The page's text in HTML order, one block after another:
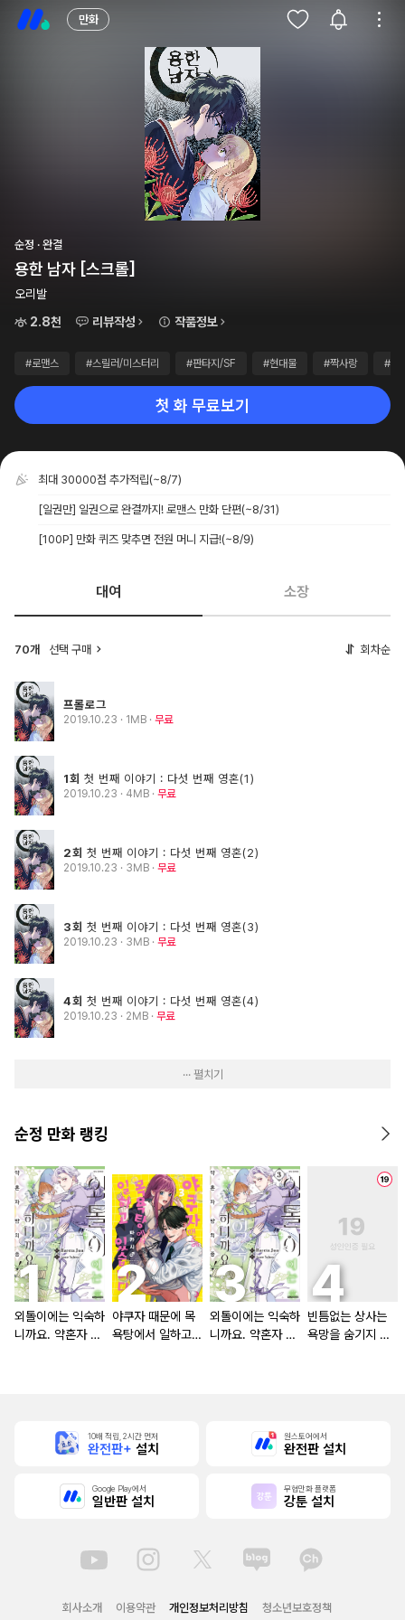
만화
순정 · 완결
용한 남자 [스크롤]
오리발
2.8천
리뷰작성 작품정보
#로맨스 #스릴러/미스터리 #판타지/SF #현대물 #짝사랑 #연
첫 화 무료보기
최대 30000점 추가적립(~8/7)
[일권만] 일권으로 완결까지! 로맨스 만화 단편(~8/31)
[100P] 만화 퀴즈 맞추면 전원 머니 지급!(~8/9)
대여 소장
70개 선택 구매 회차순
프롤로그
2019.10.23 · 1MB 무료
1회 첫 번째 이야기 : 다섯 번째 영혼(1)
2019.10.23 · 4MB 무료
2회 첫 번째 이야기 : 다섯 번째 영혼(2)
2019.10.23 · 3MB 무료
3회 첫 번째 이야기 : 다섯 번째 영혼(3)
2019.10.23 · 3MB 무료
4회 첫 번째 이야기 : 다섯 번째 영혼(4)
2019.10.23 · 2MB 무료
··· 펼치기
순정 만화 랭킹
외톨이에는 익숙하
니까요. 약혼자 방
야쿠자 때문에 목
욕탕에서 일하고
외톨이에는 익숙하
니까요. 약혼자 방
빈틈없는 상사는
욕망을 숨기지 않
10배 적립, 2시간 먼저
완전판+ 설치
원스토어에서
완전판 설치
Google Play에서
일반판 설치
무협만화 플랫폼
강툰 설치
회사소개 이용약관 개인정보처리방침 청소년보호정책